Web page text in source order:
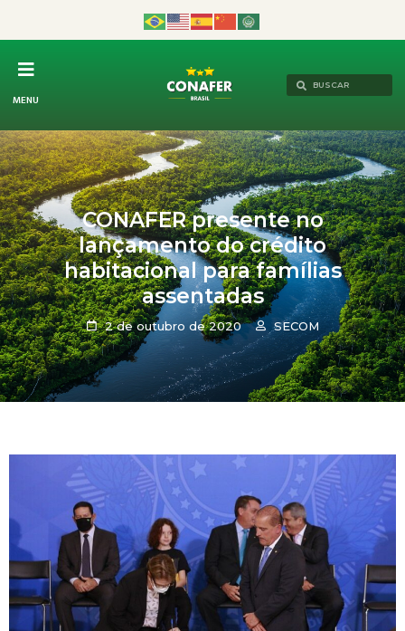
MENU
CONAFER presente no
lançamento do crédito
habitacional para famílias
assentadas
2 de outubro de 2020 SECOM